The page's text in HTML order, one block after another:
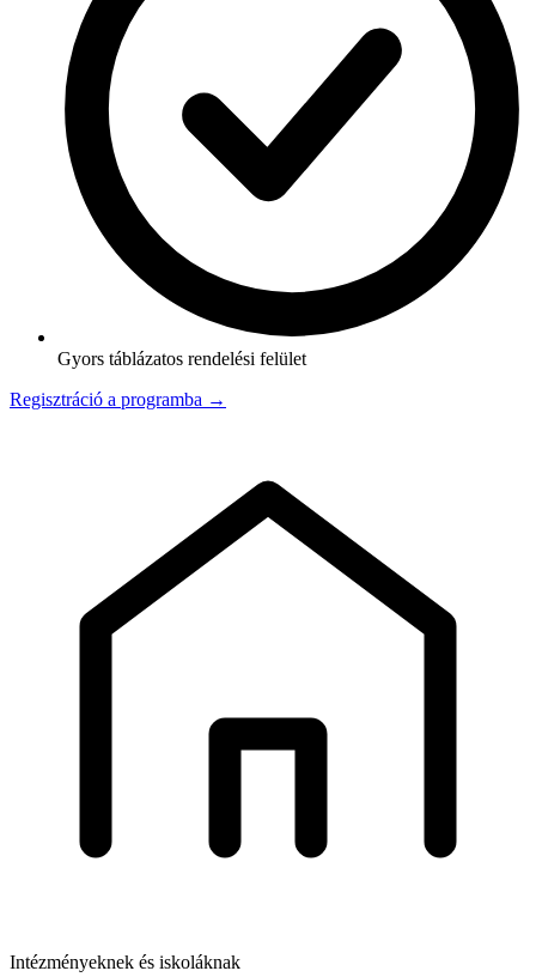
Gyors táblázatos rendelési felület
Regisztráció a programba →
Intézményeknek és iskoláknak